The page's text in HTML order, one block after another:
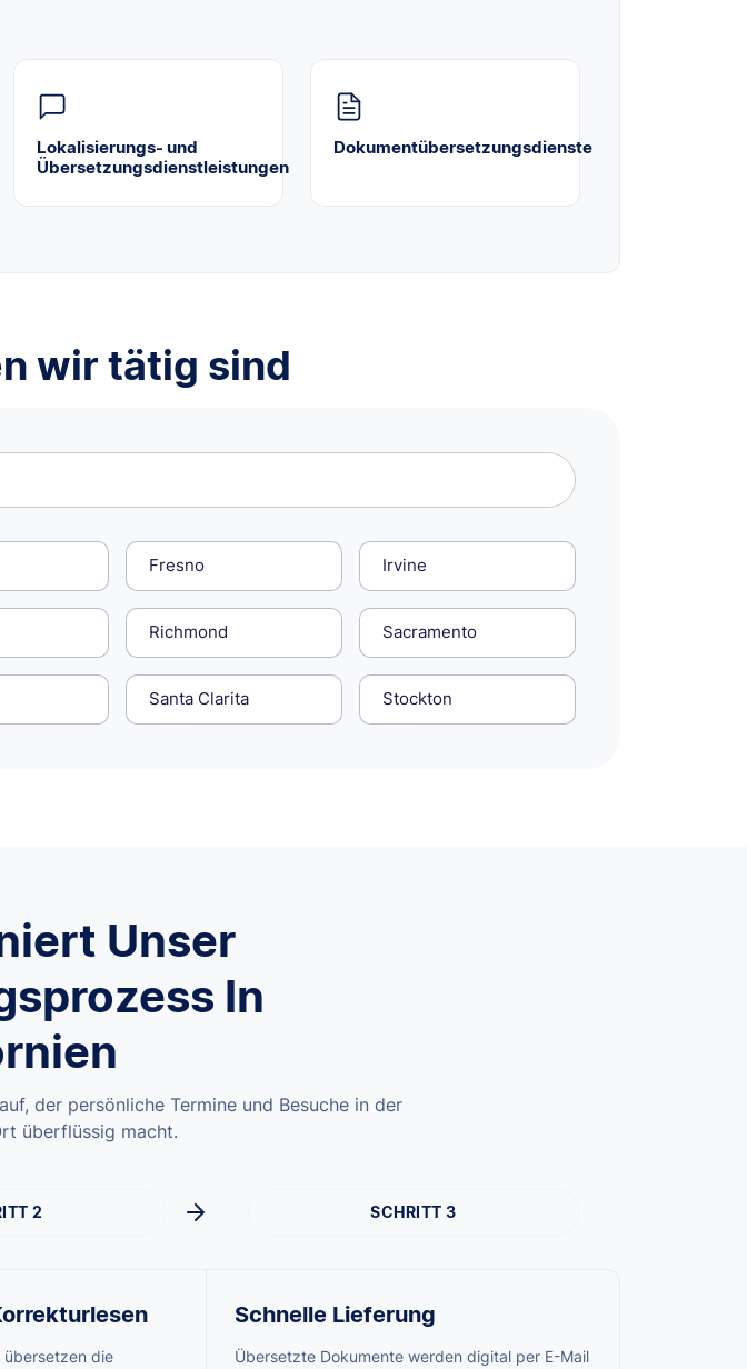
Lokalisierungs- und
Übersetzungsdienstleistungen
Dokumentübersetzungsdienste
wir tätig sind
Fresno Irvine
Richmond Sacramento
Santa Clarita Stockton
Unser
In
der persönliche Termine und Besuche in der
überflüssig macht.
2 SCHRITT 3
übersetzen die
Schnelle Lieferung
Übersetzte Dokumente werden digital per E-Mail